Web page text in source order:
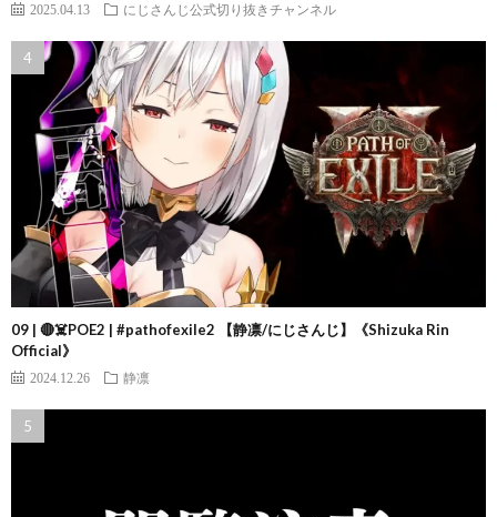
2025.04.13 にじさんじ公式切り抜きチャンネル
09 | 🔴☠️POE2 | #pathofexile2 【静凛/にじさんじ】《Shizuka Rin
Official》
2024.12.26 静凛